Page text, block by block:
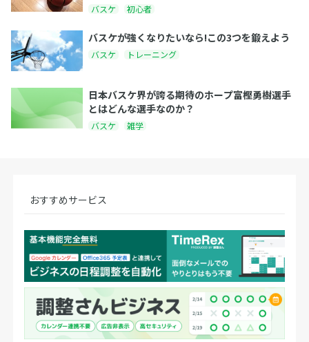
バスケ 初心者
バスケが強くなりたいなら!この3つを鍛えよう
バスケ トレーニング
日本バスケ界が誇る期待のホープ富樫勇樹選手
とはどんな選手なのか？
バスケ 雑学
おすすめサービス